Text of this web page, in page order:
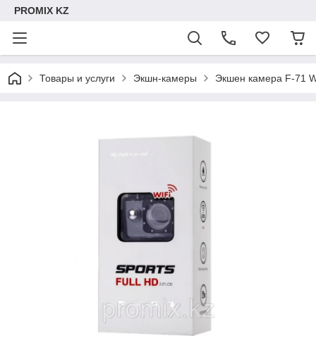
PROMIX KZ
Товары и услуги Экшн-камеры Экшен камера F-71